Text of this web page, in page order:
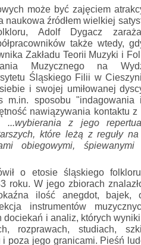
może być zajęciem
naukowa źródłem wielkiej
Adolf Dygacz
także wtedy,
Zakładu Teorii Muzyki i
Muzycznego na
Śląskiego Filii w
i swojej umiłowanej
m.in. sposobu "indagowania
nawiązywania kontaktu
...wybierania z jego
które leżą z reguły
obiegowymi,
o etosie śląskiego
roku. W jego zbiorach
ilość anegdot, bajek,
instrumentów
i analiz, których wyniki
rozprawach, studiach,
poza jego granicami. Pieśń